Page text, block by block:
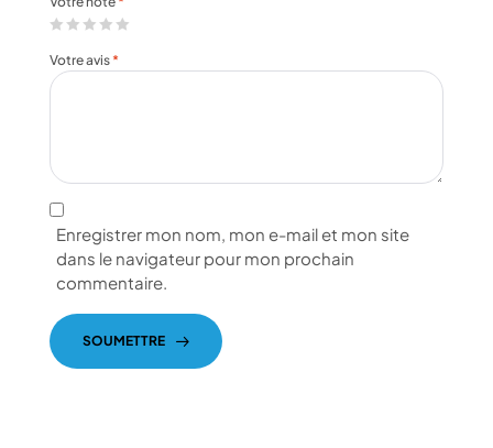
Votre avis *
Enregistrer mon nom, mon e-mail et mon site
dans le navigateur pour mon prochain
commentaire.
SOUMETTRE